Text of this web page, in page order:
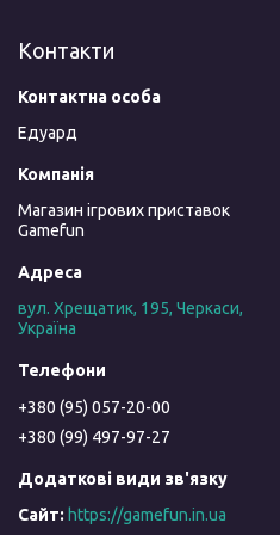
Контакти
Едуард
Магазин ігрових приставок
Gamefun
вул. Хрещатик, 195, Черкаси,
Україна
+380 (95) 057-20-00
+380 (99) 497-97-27
https://gamefun.in.ua